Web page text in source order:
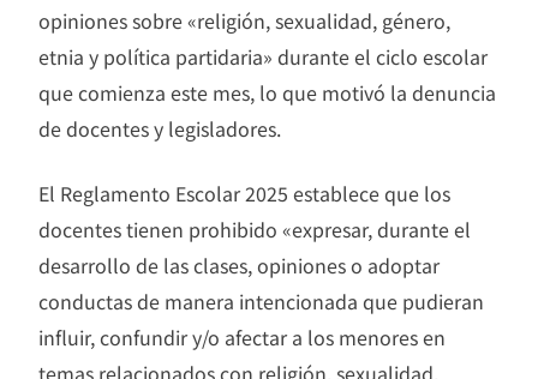
opiniones sobre «religión, sexualidad, género,
etnia y política partidaria» durante el ciclo escolar
que comienza este mes, lo que motivó la denuncia
de docentes y legisladores.
El Reglamento Escolar 2025 establece que los
docentes tienen prohibido «expresar, durante el
desarrollo de las clases, opiniones o adoptar
conductas de manera intencionada que pudieran
influir, confundir y/o afectar a los menores en
temas relacionados con religión, sexualidad,